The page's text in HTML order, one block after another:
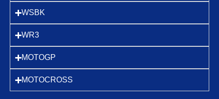
WSBK
WR3
MOTOGP
MOTOCROSS